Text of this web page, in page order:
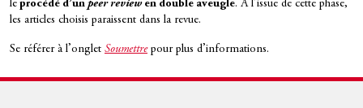
le procédé d’un peer reviewen double aveugle. À l’issue de cette phase,
les articles choisis paraissent dans la revue.
Se référer à l’onglet Soumettrepour plus d’informations.